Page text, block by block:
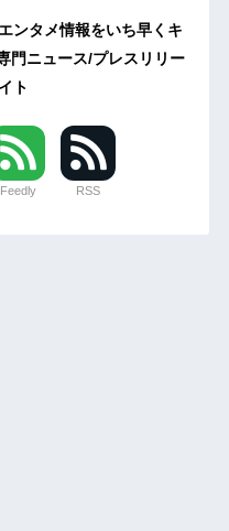
ンタメ情報をいち早くキ
門ニュース/プレスリリー
ト
Feedly RSS